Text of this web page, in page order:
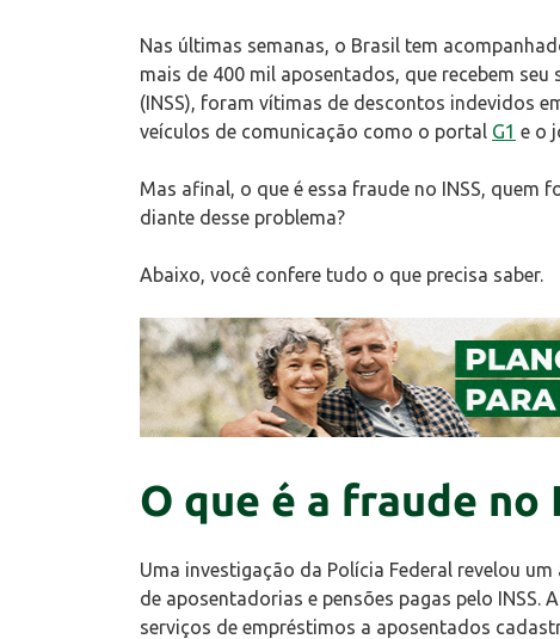
Nas últimas semanas, o Brasil tem
mais de 400 mil aposentados, que recebem
(INSS), foram vítimas de descontos indevidos
veículos de comunicação como o portal G1 e o
Mas afinal, o que é essa fraude no INSS,
diante desse problema?
Abaixo, você confere tudo o que precisa saber.
O que é a fraude no
Uma investigação da Polícia Federal revelou
de aposentadorias e pensões pagas pelo INSS.
serviços de empréstimos a aposentados